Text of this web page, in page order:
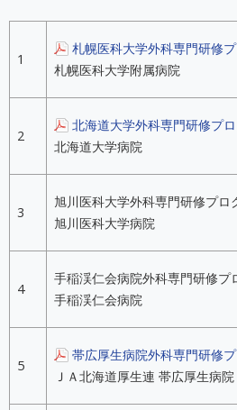
1
札幌医科大学外科専門研修
札幌医科大学附属病院
2
北海道大学外科専門研修プ
北海道大学病院
3
旭川医科大学外科専門研修プロ
旭川医科大学病院
4
手稲渓仁会病院外科専門研修プ
手稲渓仁会病院
5
帯広厚生病院外科専門研修
ＪＡ北海道厚生連 帯広厚生病院